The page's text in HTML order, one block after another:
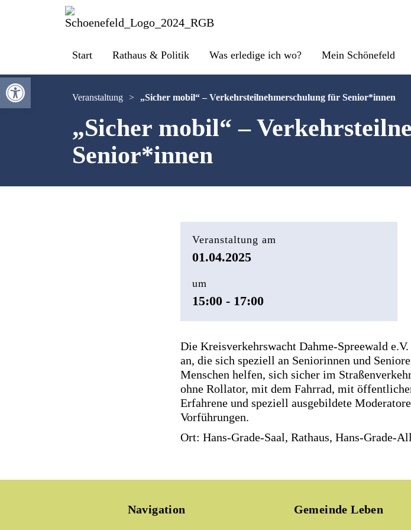
Werkzeugleiste öffnen
Start Rathaus & Politik Was erledige ich wo? Mein Schönefeld
Veranstaltung > „Sicher mobil“ – Verkehrsteilnehmerschulung für Senior*innen
„Sicher mobil“ –
Senior*innen
Veranstaltung am
01.04.2025
um
15:00 - 17:00
Die Kreisverkehrswacht Dahme-Spreewald
an, die sich speziell an Seniorinnen und
Menschen helfen, sich sicher im
ohne Rollator, mit dem Fahrrad, mit
Erfahrene und speziell ausgebildete
Vorführungen.
Ort: Hans-Grade-Saal, Rathaus, Hans-Grade-
Navigation
Gemeinde Leben